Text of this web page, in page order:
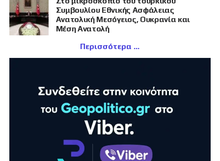
Συμβουλίου Εθνικής Ασφάλειας
Ανατολική Μεσόγειος, Ουκρανία και
Μέση Ανατολή
Περισσότερα